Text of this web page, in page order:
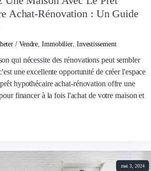
Achat-Rénovation : Un Guide
/ Vendre ,Immobilier Investissement
qui nécessite des rénovations peut sembler
une excellente opportunité de créer l'espace
hypothécaire achat-rénovation offre une
financer à la fois l'achat de votre maison et
mai 3, 2024